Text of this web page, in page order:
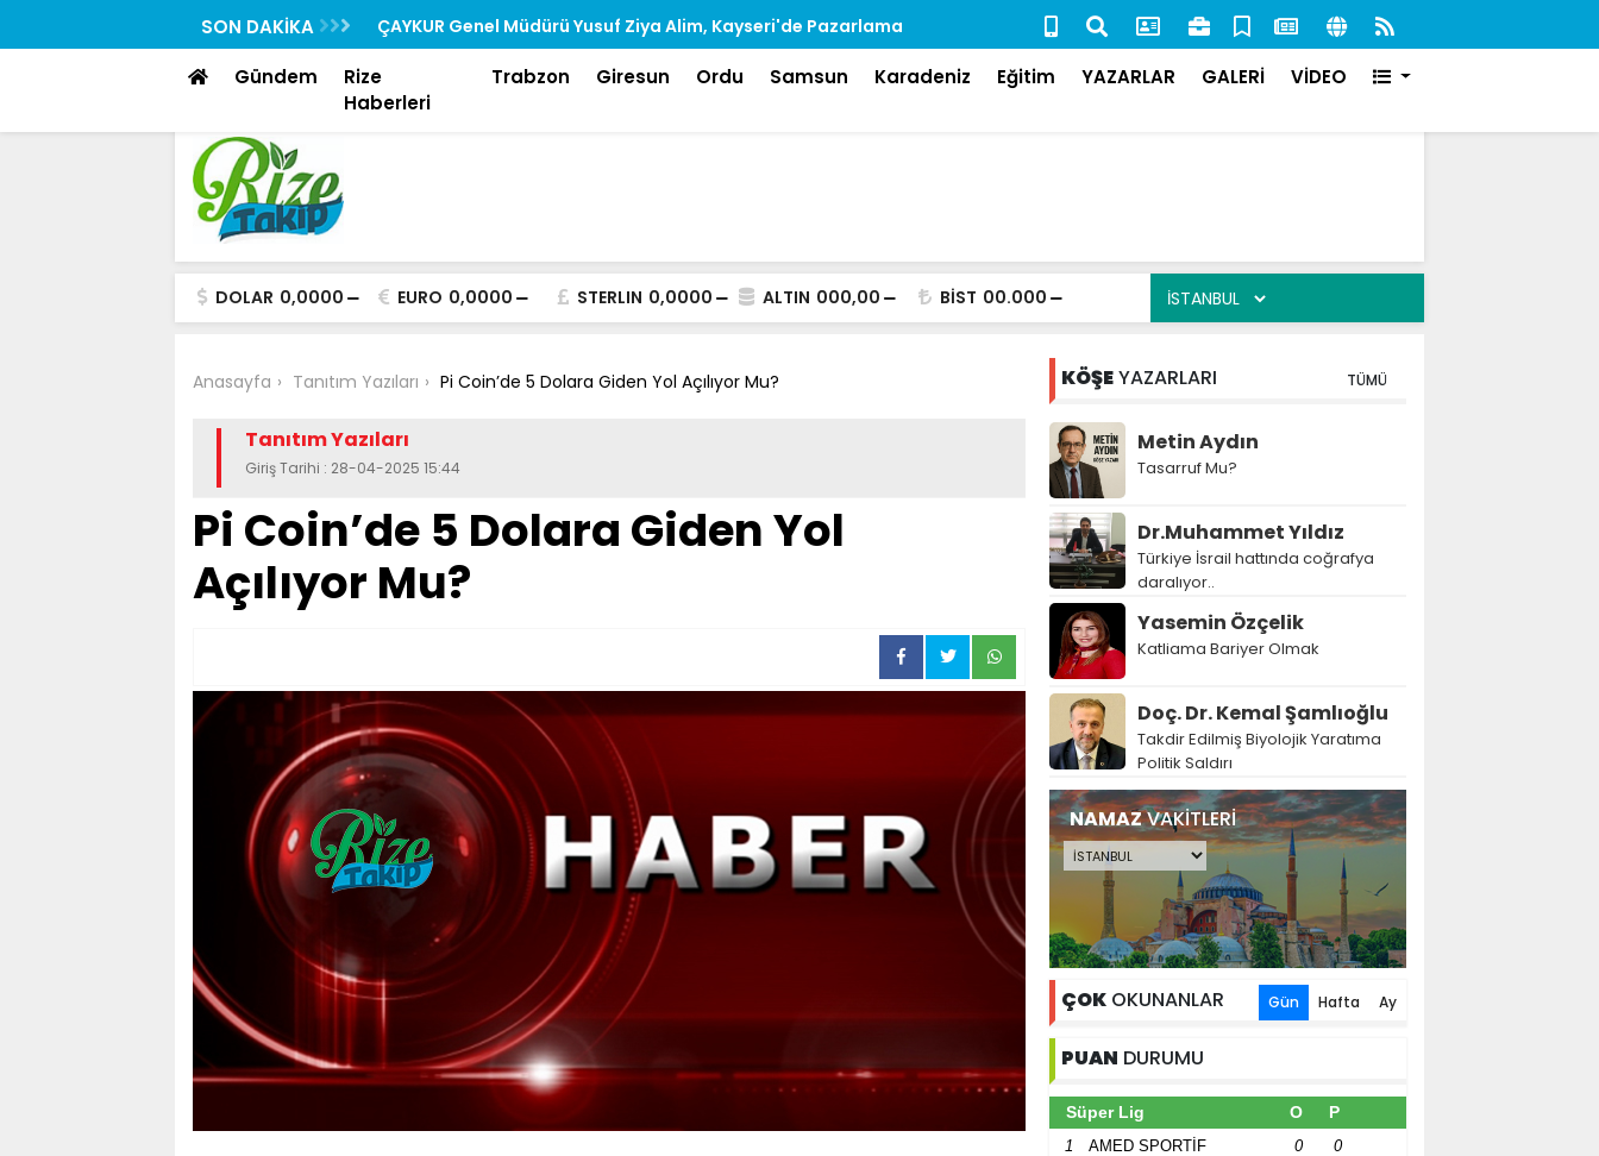
SON DAKİKA
“Rizedesin” Yayında
ÇAYKUR Genel Müdürü Yusuf Ziya Alim, Kayseri'de Pazarlama
Toplantısına Katıldı
Rize'de Aranan 84 Şahıs Yakalandı: 51'i Cezaevine Gönderildi
Gündem
Rize
Haberleri
Trabzon Giresun Ordu Samsun Karadeniz Eğitim YAZARLAR GALERİ VİDEO
DOLAR 0,0000 EURO 0,0000 STERLIN 0,0000 ALTIN 000,00 BİST 00.000
Anasayfa Tanıtım Yazıları Pi Coin’de 5 Dolara Giden Yol Açılıyor Mu?
Tanıtım Yazıları
Giriş Tarihi : 28-04-2025 15:44
Pi Coin’de 5 Dolara Giden Yol
Açılıyor Mu?
KÖŞEYAZARLARI TÜMÜ
Metin Aydın
Tasarruf Mu?
Dr.Muhammet Yıldız
Türkiye İsrail hattında coğrafya
daralıyor..
Yasemin Özçelik
Katliama Bariyer Olmak
Doç. Dr. Kemal Şamlıoğlu
Takdir Edilmiş Biyolojik Yaratıma
Politik Saldırı
NAMAZVAKİTLERİ
ÇOK OKUNANLAR Gün Hafta Ay
PUAN DURUMU
Süper Lig O P
1
AMED SPORTİF
0 0